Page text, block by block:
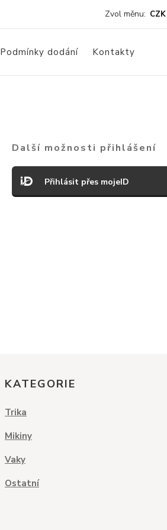
CZK
Podmínky dodání Kontakty
Další možnosti přihlášení
Přihlásit přes mojeID
KATEGORIE
Trika
Mikiny
Vaky
Ostatní